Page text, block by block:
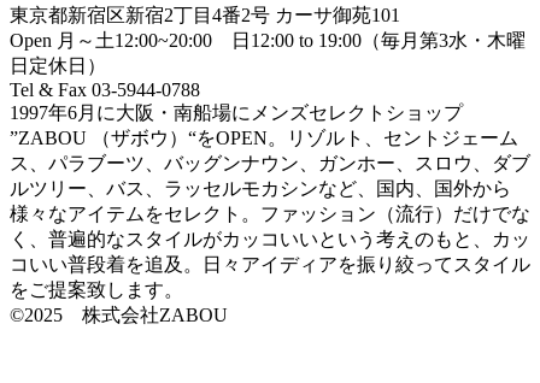
東京都新宿区新宿2丁目4番2号 カーサ御苑101
Open 月～土12:00~20:00 日12:00 to 19:00（毎月第3水・木曜
日定休日）
Tel & Fax 03-5944-0788
1997年6月に大阪・南船場にメンズセレクトショップ
”ZABOU （ザボウ）“をOPEN。リゾルト、セントジェーム
ス、パラブーツ、バッグンナウン、ガンホー、スロウ、ダブ
ルツリー、バス、ラッセルモカシンなど、国内、国外から
様々なアイテムをセレクト。ファッション（流行）だけでな
く、普遍的なスタイルがカッコいいという考えのもと、カッ
コいい普段着を追及。日々アイディアを振り絞ってスタイル
をご提案致します。
©2025 株式会社ZABOU